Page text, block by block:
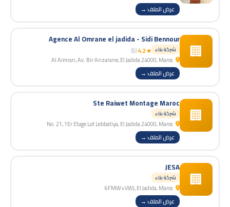
عرض الملف →
🏢
Agence Al Omrane el jadida - Sidi Bennour
شركة بناء ★ 4.2
(5)
عرض الملف →
🏢
Ste Raiwet Montage Maroc
شركة بناء
عرض الملف →
🏢
JESA
شركة بناء
عرض الملف →